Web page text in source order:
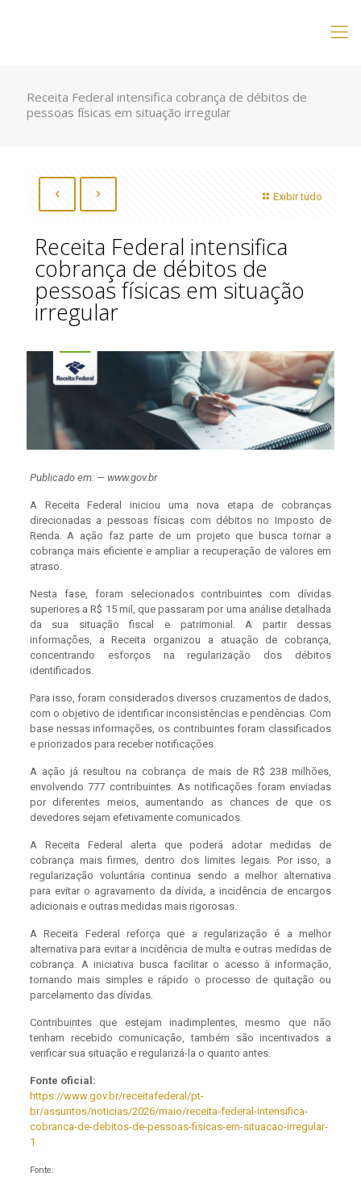
Receita Federal intensifica cobrança de débitos de
pessoas físicas em situação irregular
Exibir tudo
Receita Federal intensifica
cobrança de débitos de
pessoas físicas em situação
irregular
Publicado em: — www.gov.br
A Receita Federal iniciou uma nova etapa de cobranças
direcionadas a pessoas físicas com débitos no Imposto de
Renda. A ação faz parte de um projeto que busca tornar a
cobrança mais eficiente e ampliar a recuperação de valores em
atraso.
Nesta fase, foram selecionados contribuintes com dívidas
superiores a R$ 15 mil, que passaram por uma análise detalhada
da sua situação fiscal e patrimonial. A partir dessas
informações, a Receita organizou a atuação de cobrança,
concentrando esforços na regularização dos débitos
identificados.
Para isso, foram considerados diversos cruzamentos de dados,
com o objetivo de identificar inconsistências e pendências. Com
base nessas informações, os contribuintes foram classificados
e priorizados para receber notificações.
A ação já resultou na cobrança de mais de R$ 238 milhões,
envolvendo 777 contribuintes. As notificações foram enviadas
por diferentes meios, aumentando as chances de que os
devedores sejam efetivamente comunicados.
A Receita Federal alerta que poderá adotar medidas de
cobrança mais firmes, dentro dos limites legais. Por isso, a
regularização voluntária continua sendo a melhor alternativa
para evitar o agravamento da dívida, a incidência de encargos
adicionais e outras medidas mais rigorosas.
A Receita Federal reforça que a regularização é a melhor
alternativa para evitar a incidência de multa e outras medidas de
cobrança. A iniciativa busca facilitar o acesso à informação,
tornando mais simples e rápido o processo de quitação ou
parcelamento das dívidas.
Contribuintes que estejam inadimplentes, mesmo que não
tenham recebido comunicação, também são incentivados a
verificar sua situação e regularizá-la o quanto antes.
Fonte oficial:
https://www.gov.br/receitafederal/pt-
br/assuntos/noticias/2026/maio/receita-federal-intensifica-
cobranca-de-debitos-de-pessoas-fisicas-em-situacao-irregular-
1
Fonte: